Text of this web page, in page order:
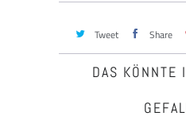
Tweet Share
DAS KÖNNTE